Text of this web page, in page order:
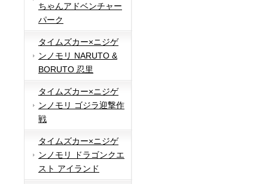
ちゃんアドベンチャー
パーク
タイムズカー×ニジゲ
ンノモリ NARUTO &
BORUTO 忍里
タイムズカー×ニジゲ
ンノモリ ゴジラ迎撃作
戦
タイムズカー×ニジゲ
ンノモリ ドラゴンクエ
スト アイランド